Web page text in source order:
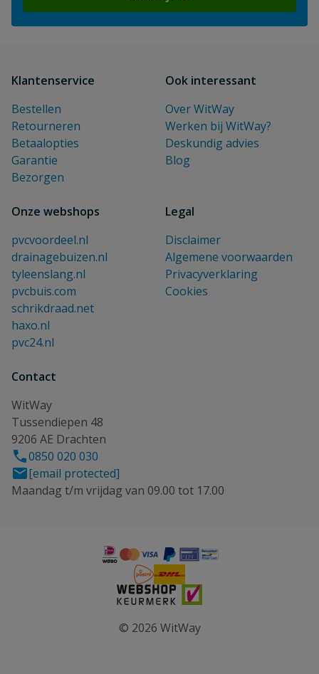
Klantenservice
Bestellen
Retourneren
Betaalopties
Garantie
Bezorgen
Ook interessant
Over WitWay
Werken bij WitWay?
Deskundig advies
Blog
Onze webshops
pvcvoordeel.nl
drainagebuizen.nl
tyleenslang.nl
pvcbuis.com
schrikdraad.net
haxo.nl
pvc24.nl
Legal
Disclaimer
Algemene voorwaarden
Privacyverklaring
Cookies
Contact
WitWay
Tussendiepen 48
9206 AE Drachten
0850 020 030
[email protected]
Maandag t/m vrijdag van 09.00 tot 17.00
© 2026 WitWay